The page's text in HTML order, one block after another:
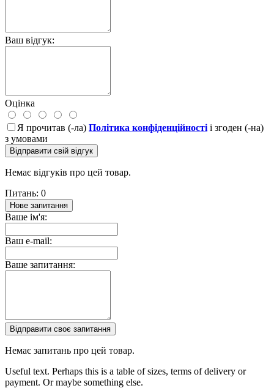
Ваш відгук:
Оцінка
Я прочитав (-ла) Політика конфіденційності і згоден (-на)
з умовами
Відправити свій відгук
Немає відгуків про цей товар.
Питань: 0
Нове запитання
Ваше ім'я:
Ваш e-mail:
Ваше запитання:
Відправити своє запитання
Немає запитань про цей товар.
Useful text. Perhaps this is a table of sizes, terms of delivery or
payment. Or maybe something else.